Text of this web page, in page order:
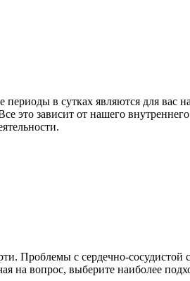
в сутках являются для вас
это зависит от нашего
Проблемы с сердечно-сосудистой
на вопрос, выберите наиболее